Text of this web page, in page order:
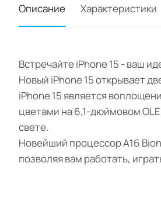
Описание Характеристики
Встречайте iPhone 15 - ваш
Новый iPhone 15 открывает
iPhone 15 является
цветами на 6,1-дюймовом
свете.
Новейший процессор A16
позволяя вам работать,